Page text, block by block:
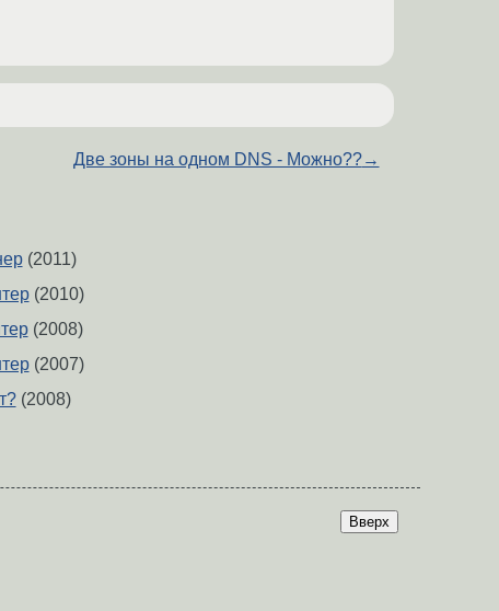
Две зоны на одном DNS - Можно??→
(2011)
(2010)
(2008)
(2007)
(2008)
Вверх